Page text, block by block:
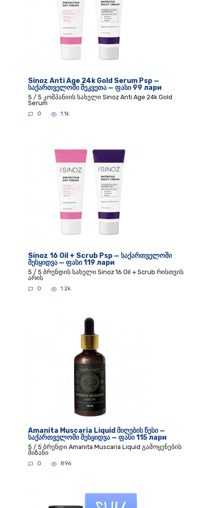
Sinoz Anti Age 24k Gold Serum Psp —
საქართველოში შეკვეთა — ფასი 99 лари
5 / 5 კომპანიის სახელი Sinoz Anti Age 24k Gold
Serum
0 1.1k.
Sinoz 16 Oil + Scrub Psp — საქართველოში
შესყიდვა — ფასი 119 лари
5 / 5 ბრენდის სახელი Sinoz 16 Oil + Scrub რისთვის
არის
0 1.2k.
Amanita Muscaria Liquid მიღების წესი —
საქართველოში შესყიდვა — ფასი 115 лари
5 / 5 ბრენდი Amanita Muscaria Liquid გამოყენების
მიზანი
0 896